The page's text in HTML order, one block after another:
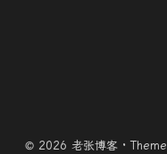
© 2026 老张博客 · Theme